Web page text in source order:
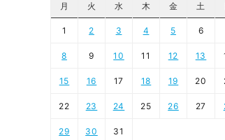
月 火 水 木 金 土
1 2 3 4 5 6
8 9 10 11 12 13
15 16 17 18 19 20
22 23 24 25 26 27
29 30 31